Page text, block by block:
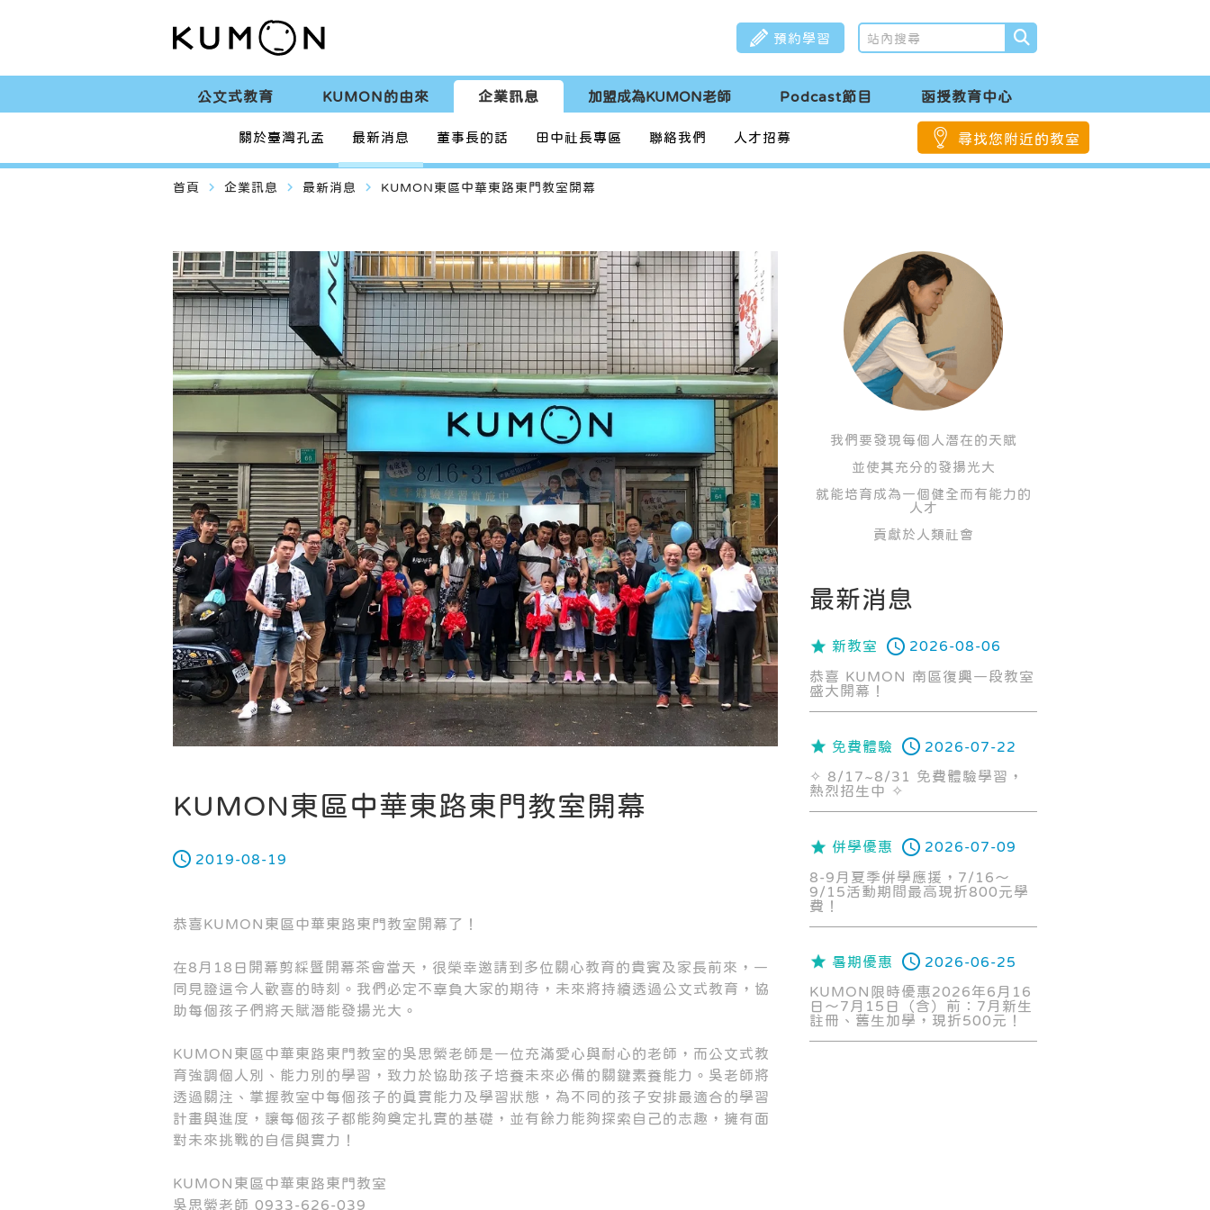
預約學習
公文式教育 KUMON的由來 企業訊息 加盟成為KUMON老師 Podcast節目 函授教育中心
關於臺灣孔孟 最新消息 董事長的話 田中社長專區 聯絡我們 人才招募 尋找您附近的教室
首頁 navigate_next 企業訊息 navigate_next 最新消息 navigate_next KUMON東區中華東路東門教室開幕
KUMON東區中華東路東門教室開幕
2019-08-19
恭喜KUMON東區中華東路東門教室開幕了！
在8月18日開幕剪綵暨開幕茶會當天，很榮幸邀請到多位關心教育的貴賓及家長前來，一
同見證這令人歡喜的時刻。我們必定不辜負大家的期待，未來將持續透過公文式教育，協
助每個孩子們將天賦潛能發揚光大。
KUMON東區中華東路東門教室的吳思縈老師是一位充滿愛心與耐心的老師，而公文式教
育強調個人別、能力別的學習，致力於協助孩子培養未來必備的關鍵素養能力。吳老師將
透過關注、掌握教室中每個孩子的真實能力及學習狀態，為不同的孩子安排最適合的學習
計畫與進度，讓每個孩子都能夠奠定扎實的基礎，並有餘力能夠探索自己的志趣，擁有面
對未來挑戰的自信與實力！
KUMON東區中華東路東門教室
吳思縈老師 0933-626-039
我們要發現每個人潛在的天賦
並使其充分的發揚光大
就能培育成為一個健全而有能力的
人才
貢獻於人類社會
最新消息
新教室 2026-08-06
恭喜 KUMON 南區復興一段教室
盛大開幕！
免費體驗 2026-07-22
✧ 8/17~8/31 免費體驗學習，
熱烈招生中 ✧
併學優惠 2026-07-09
8-9月夏季併學應援，7/16～
9/15活動期間最高現折800元學
費！
暑期優惠 2026-06-25
KUMON限時優惠2026年6月16
日～7月15日（含）前：7月新生
註冊、舊生加學，現折500元！